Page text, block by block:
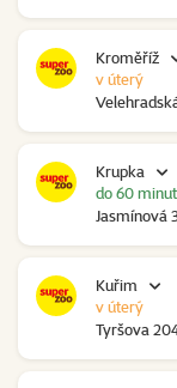
Kroměříž
v úterý
Krupka
Jasmínová
do 60 minut
Kuřim
Tyršova
v úterý